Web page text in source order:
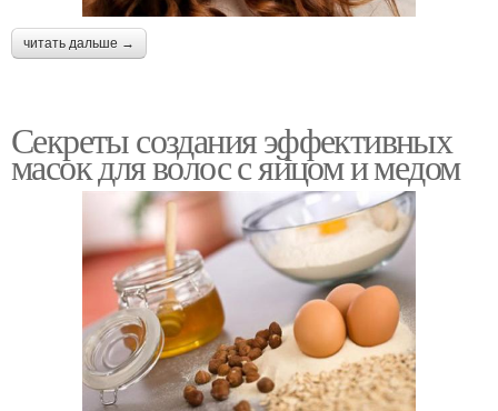
читать дальше →
Секреты создания эффективных
масок для волос с яйцом и медом